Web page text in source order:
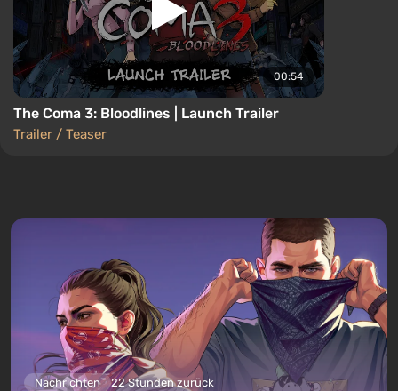
00:54
The Coma 3: Bloodlines | Launch Trailer
Trailer / Teaser
Nachrichten 22 Stunden zurück